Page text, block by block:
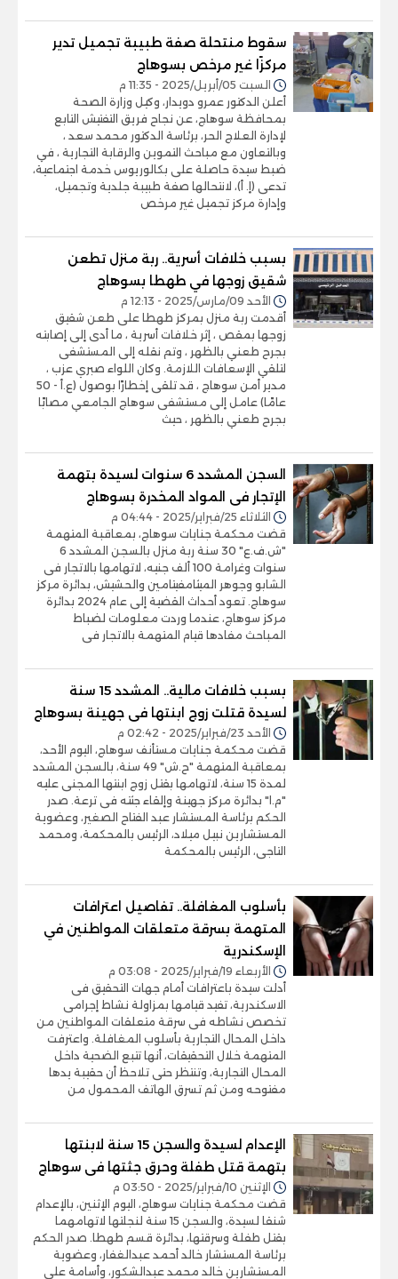
سقوط منتحلة صفة طبيبة تجميل تدير
مركزًا غير مرخص بسوهاج
السبت 05/أبريل/2025 - 11:35 م
أعلن الدكتور عمرو دويدار، وكيل وزارة الصحة
بمحافظة سوهاج، عن نجاح فريق التفتيش التابع
لإدارة العلاج الحر، برئاسة الدكتور محمد سعد ،
وبالتعاون مع مباحث التموين والرقابة التجارية ، في
ضبط سيدة حاصلة على بكالوريوس خدمة اجتماعية،
تدعى (إ. أ)، لانتحالها صفة طبيبة جلدية وتجميل،
وإدارة مركز تجميل غير مرخص
بسبب خلافات أسرية.. ربة منزل تطعن
شقيق زوجها في طهطا بسوهاج
الأحد 09/مارس/2025 - 12:13 م
أقدمت ربة منزل بمركز طهطا على طعن شقيق
زوجها بمقص ، إثر خلافات أسرية ، ما أدى إلى إصابته
بجرح طعني بالظهر ، وتم نقله إلى المستشفى
لتلقي الإسعافات اللازمة. وكان اللواء صبري عزب ،
مدير أمن سوهاج ، قد تلقى إخطارًا بوصول (ع.أ - 50
عامًا) عامل إلى مستشفى سوهاج الجامعي مصابًا
بجرح طعني بالظهر ، حيث
السجن المشدد 6 سنوات لسيدة بتهمة
الإتجار فى المواد المخدرة بسوهاج
الثلاثاء 25/فبراير/2025 - 04:44 م
قضت محكمة جنايات سوهاج، بمعاقبة المتهمة
"ش.ف.ع" 30 سنة ربة منزل بالسجن المشدد 6
سنوات وغرامة 100 ألف جنيه، لاتهامها بالاتجار فى
الشابو وجوهر الميثامفيتامين والحشيش، بدائرة مركز
سوهاج. تعود أحداث القضية إلى عام 2024 بدائرة
مركز سوهاج، عندما وردت معلومات لضباط
المباحث مفادها قيام المتهمة بالاتجار فى
بسبب خلافات مالية.. المشدد 15 سنة
لسيدة قتلت زوج ابنتها فى جهينة بسوهاج
الأحد 23/فبراير/2025 - 02:42 م
قضت محكمة جنايات مستأنف سوهاج، اليوم الأحد،
بمعاقبة المتهمة "ح.ش" 49 سنة، بالسجن المشدد
لمدة 15 سنة، لاتهامها بقتل زوج ابنتها المجنى عليه
"م.ا" بدائرة مركز جهينة وإلقاء جثته فى ترعة. صدر
الحكم برئاسة المستشار عبد الفتاح الصغير، وعضوية
المستشارين نبيل ميلاد، الرئيس بالمحكمة، ومحمد
التاجى، الرئيس بالمحكمة
بأسلوب المغافلة.. تفاصيل اعترافات
المتهمة بسرقة متعلقات المواطنين في
الإسكندرية
الأربعاء 19/فبراير/2025 - 03:08 م
أدلت سيدة باعترافات أمام جهات التحقيق فى
الاسكندرية، تفيد قيامها بمزاولة نشاط إجرامى
تخصص نشاطه فى سرقة متعلقات المواطنين من
داخل المحال التجارية بأسلوب المغافلة. واعترفت
المتهمة خلال التحقيقات، أنها تتبع الضحية داخل
المحال التجارية، وتنتظر حتى تلاحظ أن حقيبة يدها
مفتوحه ومن ثم تسرق الهاتف المحمول من
الإعدام لسيدة والسجن 15 سنة لابنتها
بتهمة قتل طفلة وحرق جثتها فى سوهاج
الإثنين 10/فبراير/2025 - 03:50 م
قضت محكمة جنايات سوهاج، اليوم الإثنين، بالإعدام
شنقا لسيدة، والسجن 15 سنة لنجلتها لاتهامهما
بقتل طفلة وسرقتها، بدائرة قسم طهطا. صدر الحكم
برئاسة المستشار خالد أحمد عبدالغفار، وعضوية
المستشارين خالد محمد عبدالشكور، وأسامة على